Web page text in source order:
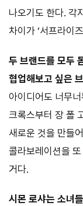
나오기도 한다. 각
차이가 ‘서프라이
두 브랜드를 모두
협업해보고 싶은
아이디어도 너무
크록스부터 장 폴
새로운 것을 만들
콜라보레이션을
거다.
시몬 로샤는 소녀